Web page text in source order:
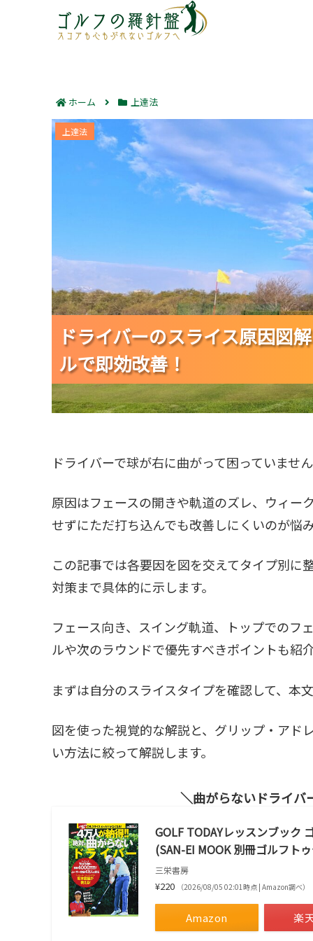
ホーム 上達法
ドライバーのスライス原因図解｜
ドライバーのスライス原因図
ルで即効改善！
ドライバーのスライス原因図
ルで即効改善！
ドライバーのスライス原因図
ルで即効改善！
上達法
ドライバーで球が右に曲がって困っていませ
原因はフェースの開きや軌道のズレ、ウィー
せずにただ打ち込んでも改善しにくいのが悩
この記事では各要因を図を交えてタイプ別に
対策まで具体的に示します。
フェース向き、スイング軌道、トップでのフ
ルや次のラウンドで優先すべきポイントも紹
まずは自分のスライスタイプを確認して、本
図を使った視覚的な解説と、グリップ・アド
い方法に絞って解説します。
曲がらないドライバ
GOLF TODAYレッスンブック
(SAN-EI MOOK 別冊ゴルフト
三栄書房
¥220 （2026/08/05 02:01時点 | Amazon調べ）
Amazon 楽